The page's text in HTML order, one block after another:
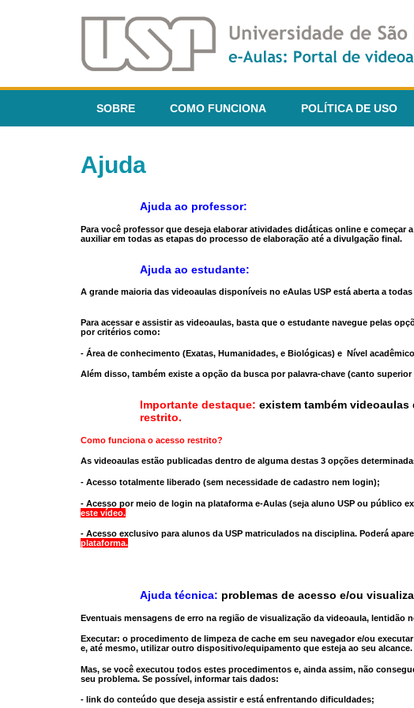
SOBRE COMO FUNCIONA POLÍTICA DE USO
Ajuda
Ajuda ao professor:
Para você professor que deseja elaborar atividades didáticas online e começar
auxiliar em todas as etapas do processo de elaboração até a divulgação final.
Ajuda ao estudante:
A grande maioria das videoaulas disponíveis no eAulas USP está aberta a
Para acessar e assistir as videoaulas, basta que o estudante navegue pelas
por critérios como:
- Área de conhecimento (Exatas, Humanidades, e Biológicas) e Nível
Além disso, também existe a opção da busca por palavra-chave (canto
Importante destaque: existem também
restrito.
Como funciona o acesso restrito?
As videoaulas estão publicadas dentro de alguma destas 3 opções
- Acesso totalmente liberado (sem necessidade de cadastro nem login);
- Acesso por meio de login na plataforma e-Aulas (seja aluno USP ou público
este vídeo.
- Acesso exclusivo para alunos da USP matriculados na disciplina. Poderá
plataforma.
Ajuda técnica: problemas de acesso e/ou
Eventuais mensagens de erro na região de visualização da videoaula,
Executar: o procedimento de limpeza de cache em seu navegador e/ou
e, até mesmo, utilizar outro dispositivo/equipamento que esteja ao seu alcance.
Mas, se você executou todos estes procedimentos e, ainda assim, não
seu problema. Se possível, informar tais dados:
- link do conteúdo que deseja assistir e está enfrentando dificuldades;